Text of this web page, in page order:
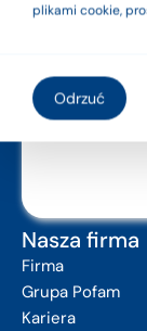
Więcej
Nasza firma
Firma
Grupa Pofam
Kariera
plikami cookie,
Odrzuć